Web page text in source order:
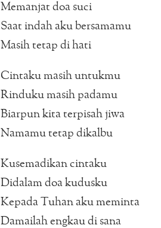
Memanjat doa suci
Saat indah aku bersamamu
Masih tetap di hati
Cintaku masih untukmu
Rinduku masih padamu
Biarpun kita terpisah jiwa
Namamu tetap dikalbu
Kusemadikan cintaku
Didalam doa kudusku
Kepada Tuhan aku meminta
Damailah engkau di sana